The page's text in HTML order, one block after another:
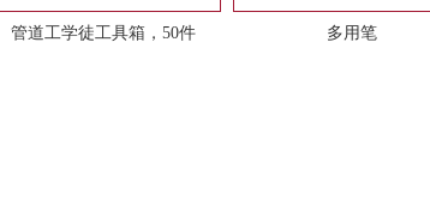
管道工学徒工具箱，50件 多用笔